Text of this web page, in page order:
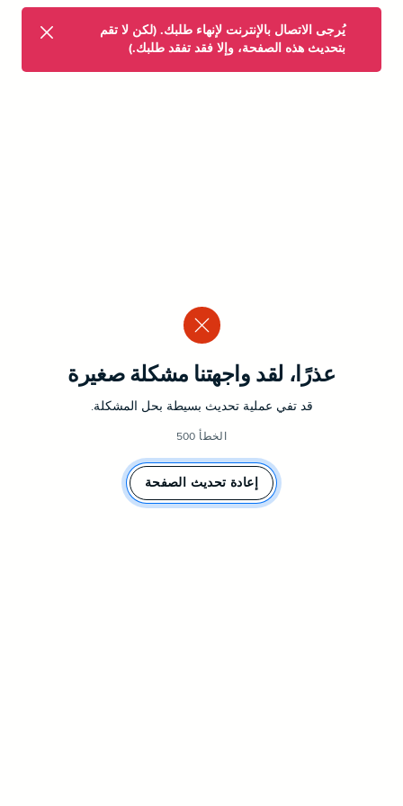
يُرجى الاتصال بالإنترنت لإنهاء طلبك. (لكن لا تقم
بتحديث هذه الصفحة، وإلا فقد تفقد طلبك.)
عذرًا، لقد واجهتنا مشكلة صغيرة
قد تفي عملية تحديث بسيطة بحل المشكلة.
الخطأ 500
إعادة تحديث الصفحة